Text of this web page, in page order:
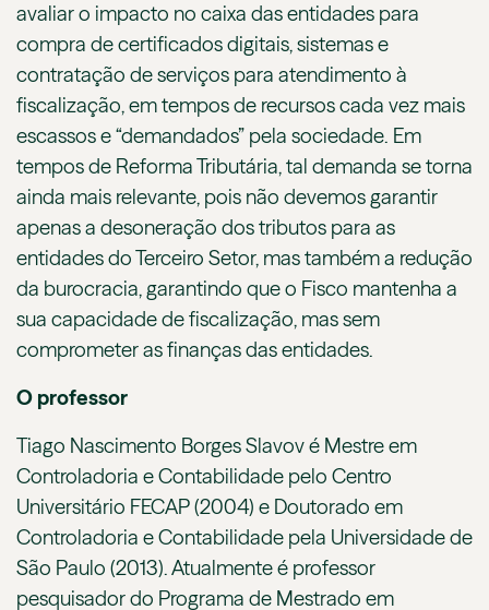
avaliar o impacto no caixa das entidades para
compra de certificados digitais, sistemas e
contratação de serviços para atendimento à
fiscalização, em tempos de recursos cada vez mais
escassos e “demandados” pela sociedade. Em
tempos de Reforma Tributária, tal demanda se torna
ainda mais relevante, pois não devemos garantir
apenas a desoneração dos tributos para as
entidades do Terceiro Setor, mas também a redução
da burocracia, garantindo que o Fisco mantenha a
sua capacidade de fiscalização, mas sem
comprometer as finanças das entidades.
O professor
Tiago Nascimento Borges Slavov é Mestre em
Controladoria e Contabilidade pelo Centro
Universitário FECAP (2004) e Doutorado em
Controladoria e Contabilidade pela Universidade de
São Paulo (2013). Atualmente é professor
pesquisador do Programa de Mestrado em